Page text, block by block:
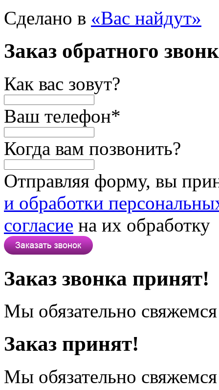
Сделано в «Вас найдут»
Заказ обратного
Как вас зовут?
Ваш телефон*
Когда вам позвонить?
Отправляя форму, вы
и обработки
согласие на их обработку
Заказ звонка принят!
Мы обязательно
Заказ принят!
Мы обязательно